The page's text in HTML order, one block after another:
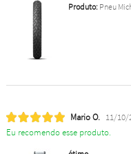
Produto:Pneu
Mario O. 11/10/
Eu recomendo esse produto.